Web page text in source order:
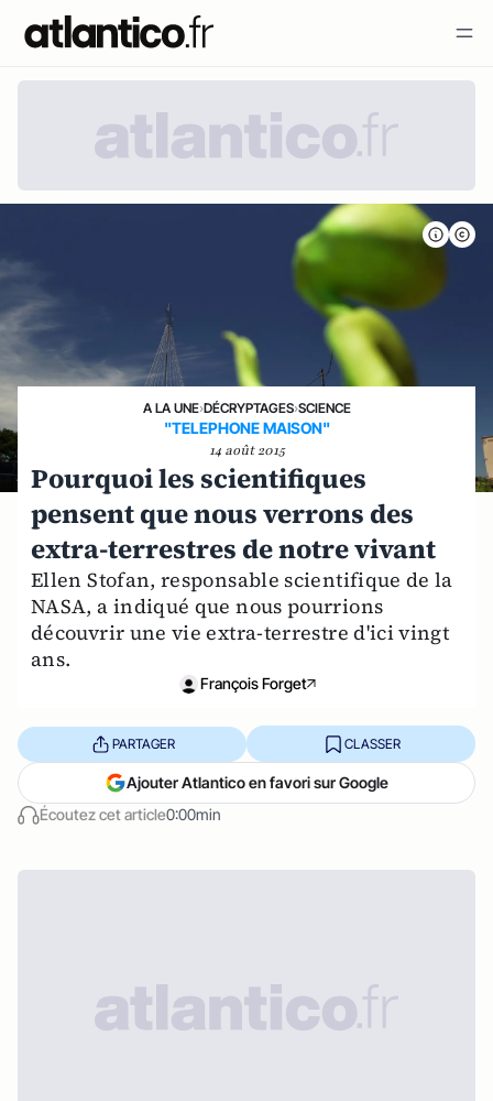
A LA UNE›DÉCRYPTAGES›SCIENCE
"TELEPHONE MAISON"
14 août 2015
Pourquoi les scientifiques
pensent que nous verrons des
extra-terrestres de notre vivant
Ellen Stofan, responsable scientifique de la
NASA, a indiqué que nous pourrions
découvrir une vie extra-terrestre d'ici vingt
ans.
François Forget
Écoutez cet article0:00min
PARTAGER CLASSER
Ajouter Atlantico en favori sur Google